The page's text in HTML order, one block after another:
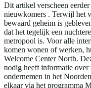
Dit artikel verscheen
nieuwkomers . Terwijl het
bewaard geheim is
dat het tegelijk een
metropool is. Voor alle
komen wonen of werken,
Welcome Center North.
nodig heeft informatie over
ondernemen in het
elkaar via het programma